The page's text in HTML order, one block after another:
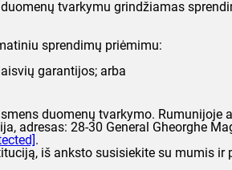
tvarkymu grindžiamas
sprendimų priėmimu:
garantijos; arba
duomenų tvarkymo.
adresas: 28-30 General Gheorghe
.
iš anksto susisiekite su mumis